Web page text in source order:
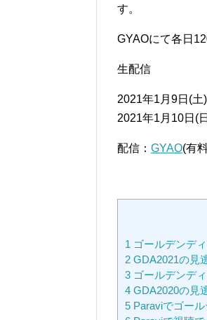
す。
GYAOにて各日
生配信
2021年1月9日(土
2021年1月10日(
配信： GYAO(有
1 ゴールデンデ
2 GDA2021の見
3 ゴールデンデ
4 GDA2020の見
5 Paraviでゴー